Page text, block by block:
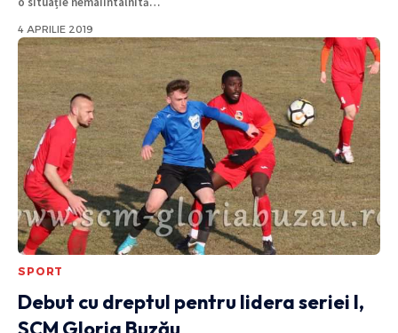
4 APRILIE 2019
SPORT
Debut cu dreptul pentru lidera seriei I,